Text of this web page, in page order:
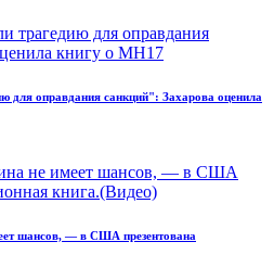
для оправдания санкций": Захарова оценила
шансов, — в США презентована